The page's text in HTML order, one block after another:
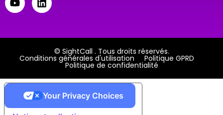
© SightCall . Tous droits réservés.
Conditions générales d'utilisation Politique GPRD
Politique de confidentialité
Your Privacy Choices